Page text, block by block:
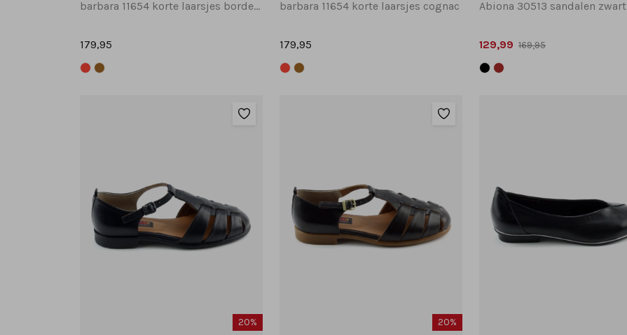
barbara 11654 korte laarsjes bordeaux
179,95
barbara 11654 korte laarsjes cognac
179,95
Abiona 30513 sandalen zwart
129,99 169,95
20% 20%